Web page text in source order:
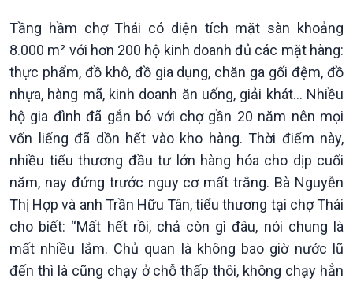
Chính trị
Tin Chính trị
Chính phủ với người dân
Quốc hội với cử tri
Xây dựng đảng
Đảng trong cuộc sống
Thế giới
Tin thế giới
Vấn đề quốc tế
Hồ sơ sự kiện quốc tế
Thế giới & Việt Nam
Biên cương - Một dải vững
Tầng hầm chợ Thái có diện tích mặt sàn khoảng
8.000 m² với hơn 200 hộ kinh doanh đủ các mặt hàng:
thực phẩm, đồ khô, đồ gia dụng, chăn ga gối đệm, đồ
nhựa, hàng mã, kinh doanh ăn uống, giải khát… Nhiều
hộ gia đình đã gắn bó với chợ gần 20 năm nên mọi
vốn liếng đã dồn hết vào kho hàng. Thời điểm này,
nhiều tiểu thương đầu tư lớn hàng hóa cho dịp cuối
năm, nay đứng trước nguy cơ mất trắng. Bà Nguyễn
Thị Hợp và anh Trần Hữu Tân, tiểu thương tại chợ Thái
cho biết: “Mất hết rồi, chả còn gì đâu, nói chung là
mất nhiều lắm. Chủ quan là không bao giờ nước lũ
đến thì là cũng chạy ở chỗ thấp thôi, không chạy hẳn